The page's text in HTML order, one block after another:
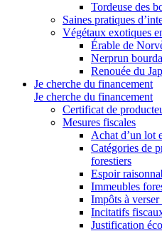
Tordeuse des
Saines pratiques
Végétaux exotiques
Érable de
Nerprun
Renouée du
Je cherche du financement
Je cherche du financement
Certificat de
Mesures fiscales
Achat d’un lot
Catégories de
forestiers
Espoir
Immeubles
Impôts à
Incitatifs
Justification